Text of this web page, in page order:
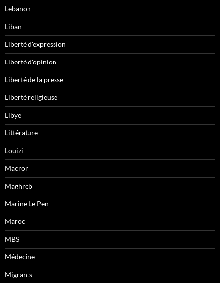
Lebanon
Liban
Liberté d'expression
Liberté d'opinion
Liberté de la presse
Liberté religieuse
Libye
Littérature
Louizi
Macron
Maghreb
Marine Le Pen
Maroc
MBS
Médecine
Migrants